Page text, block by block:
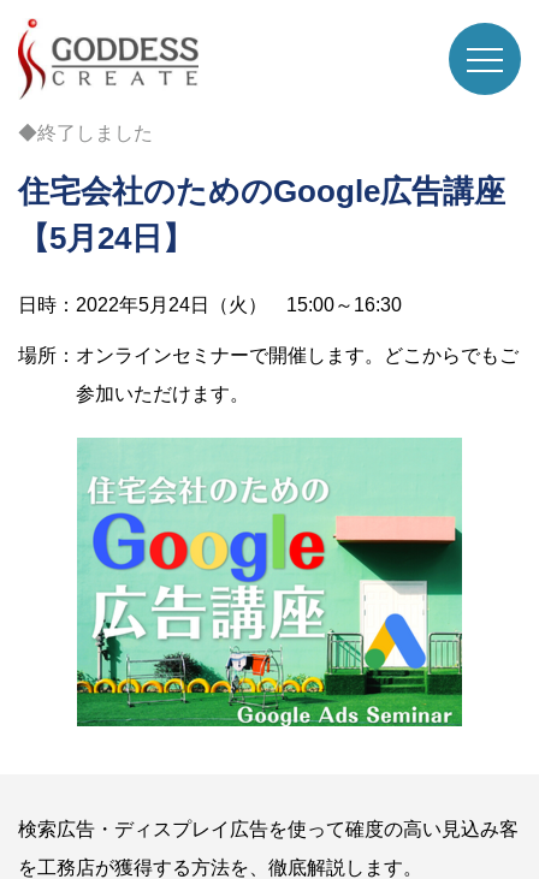
◆終了しました
住宅会社のためのGoogle広告講座
【5月24日】
日時：2022年5月24日（火） 15:00～16:30
場所：オンラインセミナーで開催します。どこからでもご
参加いただけます。
検索広告・ディスプレイ広告を使って確度の高い見込み客
を工務店が獲得する方法を、徹底解説します。